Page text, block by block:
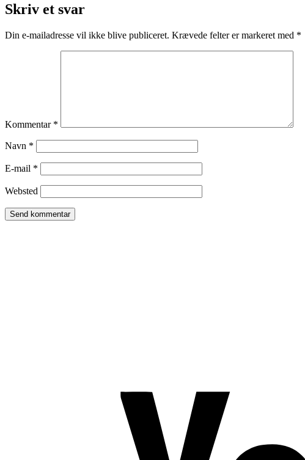
Skriv et svar
Din e-mailadresse vil ikke blive publiceret. Krævede felter er markeret med *
Kommentar *
Navn *
E-mail *
Websted